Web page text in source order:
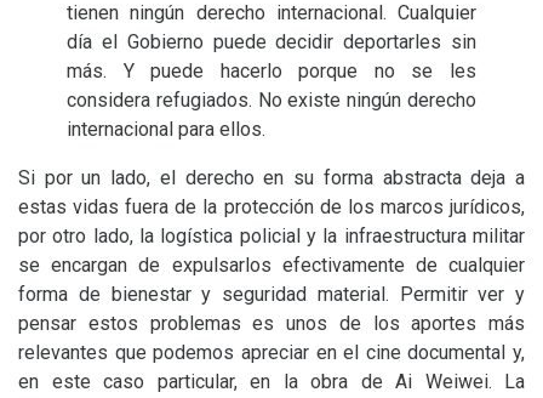
tienen ningún derecho internacional. Cualquier
día el Gobierno puede decidir deportarles sin
más. Y puede hacerlo porque no se les
considera refugiados. No existe ningún derecho
internacional para ellos.
Si por un lado, el derecho en su forma abstracta deja a
estas vidas fuera de la protección de los marcos jurídicos,
por otro lado, la logística policial y la infraestructura militar
se encargan de expulsarlos efectivamente de cualquier
forma de bienestar y seguridad material. Permitir ver y
pensar estos problemas es unos de los aportes más
relevantes que podemos apreciar en el cine documental y,
en este caso particular, en la obra de Ai Weiwei. La